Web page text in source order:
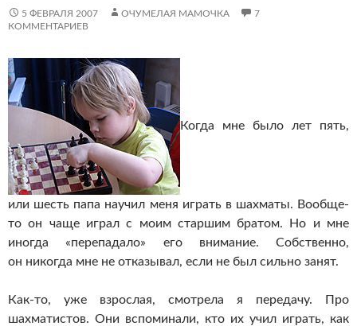
5 ФЕВРАЛЯ 2007 ОЧУМЕЛАЯ МАМОЧКА
7
КОММЕНТАРИЕВ
Когда мне было лет пять,
или шесть папа научил меня играть в шахматы. Вообще-
то он чаще играл с моим старшим братом. Но и мне
иногда «перепадало» его внимание. Собственно,
он никогда мне не отказывал, если не был сильно занят.
Как-то, уже взрослая, смотрела я передачу. Про
шахматистов. Они вспоминали, кто их учил играть, как